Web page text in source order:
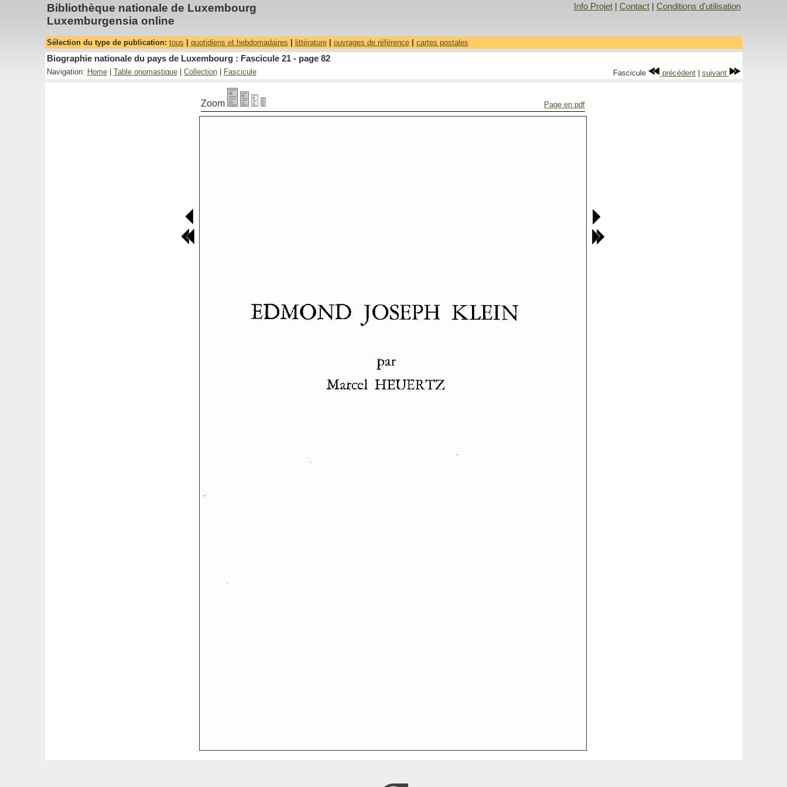
Bibliothèque nationale de Luxembourg
Luxemburgensia online
Info Projet| Contact| Conditions d'utilisation
Sélection du type de publication: tous quotidiens et hebdomadaires littérature| ouvrages de référence| cartes postales
Biographie nationale du pays de Luxembourg : Fascicule 21 - page 82
Navigation: Home| Table onomastique| Collection| Fascicule Fascicule précédent| suivant
Zoom Page en pdf